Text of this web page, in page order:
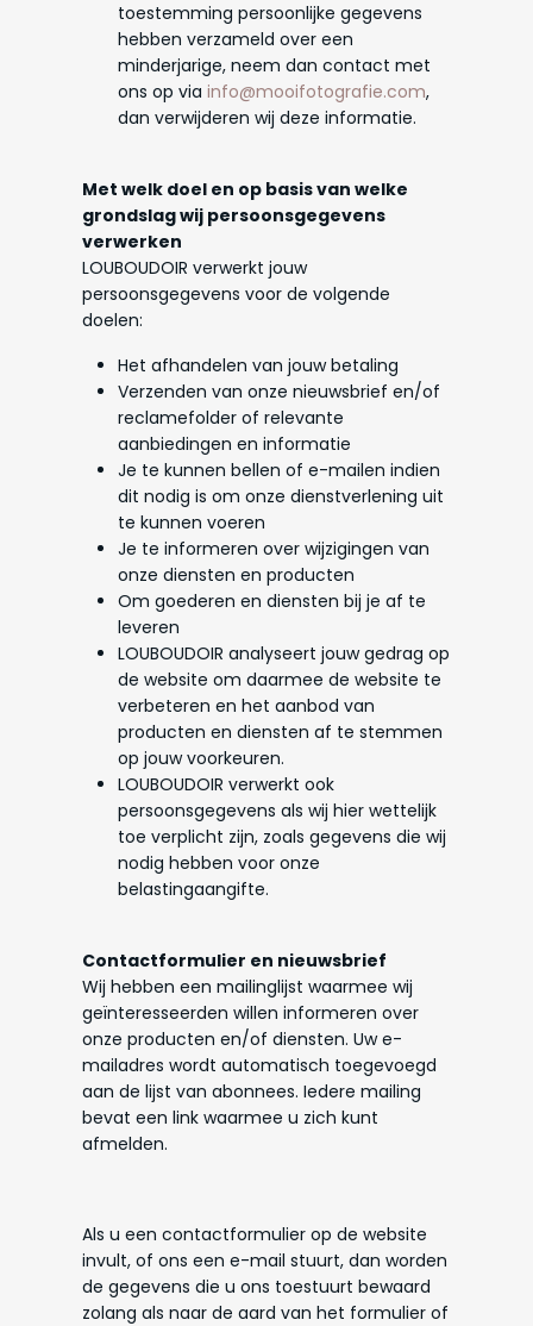
toestemming persoonlijke gegevens
hebben verzameld over een
minderjarige, neem dan contact met
ons op via info@mooifotografie.com,
dan verwijderen wij deze informatie.
Met welk doel en op basis van welke
grondslag wij persoonsgegevens
verwerken
LOUBOUDOIR verwerkt jouw
persoonsgegevens voor de volgende
doelen:
Het afhandelen van jouw betaling
Verzenden van onze nieuwsbrief en/of
reclamefolder of relevante
aanbiedingen en informatie
Je te kunnen bellen of e-mailen indien
dit nodig is om onze dienstverlening uit
te kunnen voeren
Je te informeren over wijzigingen van
onze diensten en producten
Om goederen en diensten bij je af te
leveren
LOUBOUDOIR analyseert jouw gedrag op
de website om daarmee de website te
verbeteren en het aanbod van
producten en diensten af te stemmen
op jouw voorkeuren.
LOUBOUDOIR verwerkt ook
persoonsgegevens als wij hier wettelijk
toe verplicht zijn, zoals gegevens die wij
nodig hebben voor onze
belastingaangifte.
Contactformulier en nieuwsbrief
Wij hebben een mailinglijst waarmee wij
geïnteresseerden willen informeren over
onze producten en/of diensten. Uw e-
mailadres wordt automatisch toegevoegd
aan de lijst van abonnees. Iedere mailing
bevat een link waarmee u zich kunt
afmelden.
Als u een contactformulier op de website
invult, of ons een e-mail stuurt, dan worden
de gegevens die u ons toestuurt bewaard
zolang als naar de aard van het formulier of